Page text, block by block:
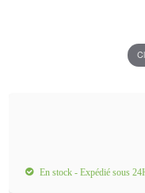
En stock - Expédié sous